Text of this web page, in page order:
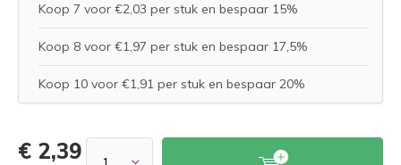
Koop 7 voor €2,03 per stuk en bespaar 15%
Koop 8 voor €1,97 per stuk en bespaar 17,5%
Koop 10 voor €1,91 per stuk en bespaar 20%
€ 2,39